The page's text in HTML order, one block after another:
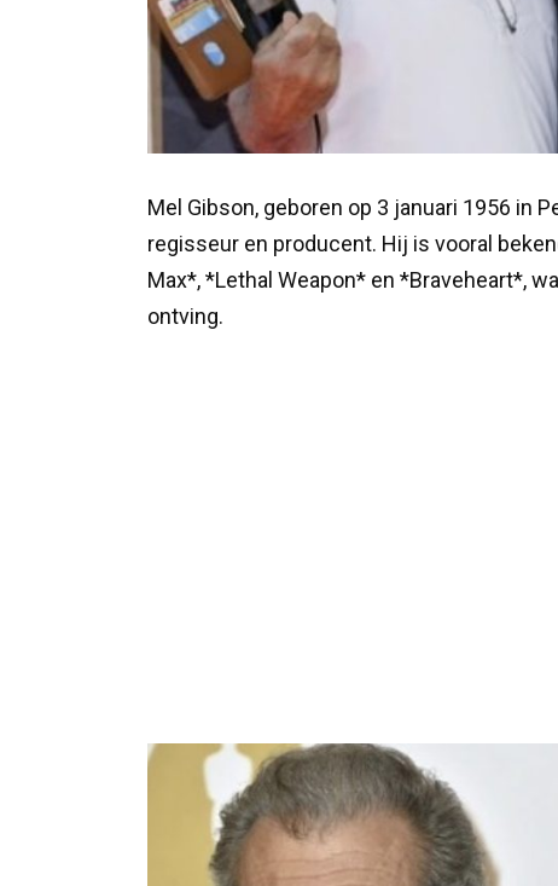
Mel Gibson, geboren op 3 januari 1956 in
regisseur en producent. Hij is vooral
Max*, *Lethal Weapon* en *Braveheart*,
ontving.